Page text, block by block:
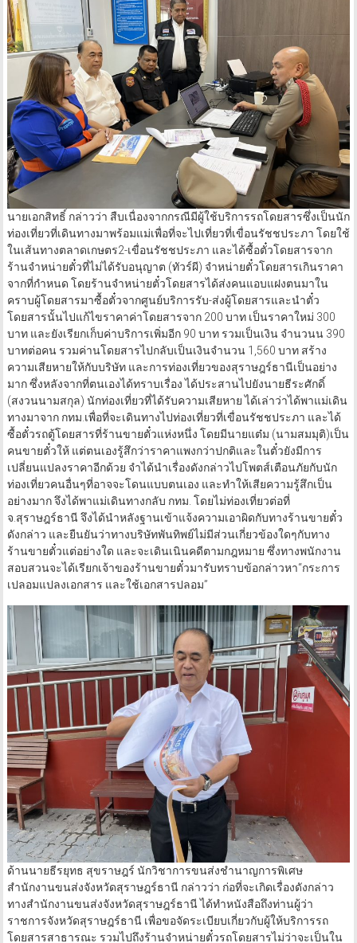
นายเอกสิทธิ์ กล่าวว่า สืบเนื่องจากกรณีมีผู้ใช้บริการรถโดยสารซึ่งเป็นนัก
ท่องเที่ยวที่เดินทางมาพร้อมแม่เพื่อที่จะไปเที่ยวที่เขื่อนรัชชประภา โดยใช้
ในเส้นทางตลาดเกษตร2-เขื่อนรัชชประภา และได้ซื้อตั๋วโดยสารจาก
ร้านจำหน่ายตั๋วที่ไม่ได้รับอนุญาต (ทัวร์ผี) จำหน่ายตั๋วโดยสารเกินราคา
จากที่กำหนด โดยร้านจำหน่ายตั๋วโดยสารได้ส่งคนแอบแฝงตนมาใน
คราบผู้โดยสารมาซื้อตั๋วจากศูนย์บริการรับ-ส่งผู้โดยสารและนำตั๋ว
โดยสารนั้นไปแก้ไขราคาค่าโดยสารจาก 200 บาท เป็นราคาใหม่ 300
บาท และยังเรียกเก็บค่าบริการเพิ่มอีก 90 บาท รวมเป็นเงิน จำนวนน 390
บาทต่อคน รวมค่านโดยสารไปกลับเป็นเงินจำนวน 1,560 บาท สร้าง
ความเสียหายให้กับบริษัท และการท่องเที่ยวของสุราษฎร์ธานีเป็นอย่าง
มาก ซึ่งหลังจากที่ตนเองได้ทราบเรื่อง ได้ประสานไปยังนายธีระศักดิ์
(สงวนนามสกุล) นักท่องเที่ยวที่ได้รับความเสียหาย ได้เล่าว่าได้พาแม่เดิน
ทางมาจาก กทม.เพื่อที่จะเดินทางไปท่องเที่ยวที่เขื่อนรัชชประภา และได้
ซื้อตั๋วรถตู้โดยสารที่ร้านขายตั๋วแห่งหนึ่ง โดยมีนายแต๋ม (นามสมมุติ)เป็น
คนขายตั๋วให้ แต่ตนเองรู้สึกว่าราคาแพงกว่าปกติและในตั๋วยังมีการ
เปลี่ยนแปลงราคาอีกด้วย จำได้นำเรื่องดังกล่าวไปโพตส์เตือนภัยกับนัก
ท่องเที่ยวคนอื่นๆที่อาจจะโดนแบบตนเอง และทำให้เสียความรู้สึกเป็น
อย่างมาก จึงได้พาแม่เดินทางกลับ กทม. โดยไม่ท่องเที่ยวต่อที่
จ.สุราษฎร์ธานี จึงได้นำหลังฐานเข้าแจ้งความเอาผิดกับทางร้านขายตั๋ว
ดังกล่าว และยืนยันว่าทางบริษัทพันทิพย์ไม่มีส่วนเกี่ยวข้องใดๆกับทาง
ร้านขายตั๋วแต่อย่างใด และจะเดินเนินคดีตามกฎหมาย ซึ่งทางพนักงาน
สอบสวนจะได้เรียกเจ้าของร้านขายตั๋วมารับทราบข้อกล่าวหา“กระการ
เปลอมแปลงเอกสาร และใช้เอกสารปลอม”
ด้านนายธีรยุทธ สุขราษฎร์ นักวิชาการขนส่งชำนาญการพิเศษ
สำนักงานขนส่งจังหวัดสุราษฎร์ธานี กล่าวว่า ก่อที่จะเกิดเรื่องดังกล่าว
ทางสำนักงานขนส่งจังหวัดสุราษฎร์ธานี ได้ทำหนังสือถึงท่านผู้ว่า
ราชการจังหวัดสุราษฎร์ธานี เพื่อขอจัดระเบียบเกี่ยวกับผู้ให้บริการรถ
โดยสารสาธารณะ รวมไปถึงร้านจำหน่ายตั๋วรถโดยสารไม่ว่าจะเป็นใน